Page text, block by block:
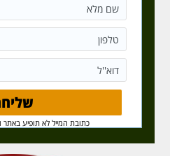
כתובת המייל לא תופיע באתר